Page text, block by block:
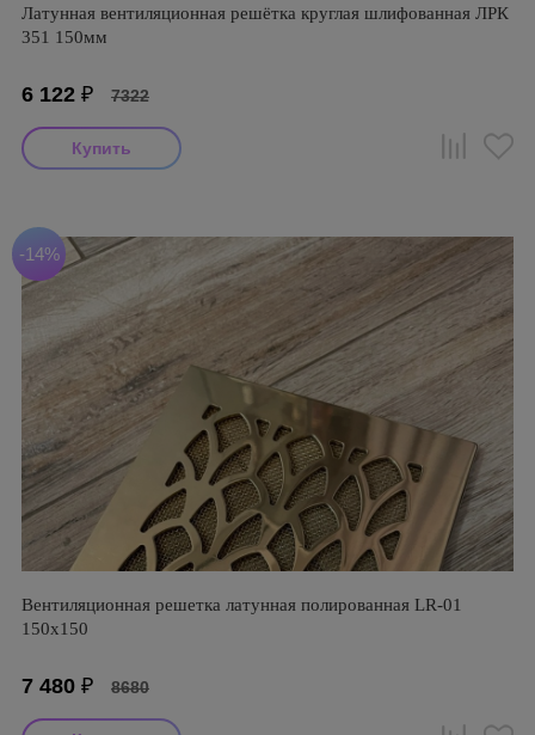
Латунная вентиляционная решётка круглая шлифованная ЛРК
351 150мм
6 122 ₽ 7322
-14%
Вентиляционная решетка латунная полированная LR-01
150х150
7 480 ₽ 8680